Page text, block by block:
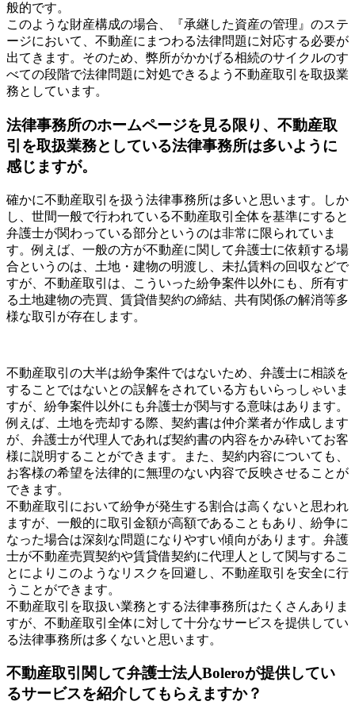
般的です。
このような財産構成の場合、『承継した資産の管理』のステ
ージにおいて、不動産にまつわる法律問題に対応する必要が
出てきます。そのため、弊所がかかげる相続のサイクルのす
べての段階で法律問題に対処できるよう不動産取引を取扱業
務としています。
法律事務所のホームページを見る限り、不動産取
引を取扱業務としている法律事務所は多いように
感じますが。
確かに不動産取引を扱う法律事務所は多いと思います。しか
し、世間一般で行われている不動産取引全体を基準にすると
弁護士が関わっている部分というのは非常に限られていま
す。例えば、一般の方が不動産に関して弁護士に依頼する場
合というのは、土地・建物の明渡し、未払賃料の回収などで
すが、不動産取引は、こういった紛争案件以外にも、所有す
る土地建物の売買、賃貸借契約の締結、共有関係の解消等多
様な取引が存在します。
不動産取引の大半は紛争案件ではないため、弁護士に相談を
することではないとの誤解をされている方もいらっしゃいま
すが、紛争案件以外にも弁護士が関与する意味はあります。
例えば、土地を売却する際、契約書は仲介業者が作成します
が、弁護士が代理人であれば契約書の内容をかみ砕いてお客
様に説明することができます。また、契約内容についても、
お客様の希望を法律的に無理のない内容で反映させることが
できます。
不動産取引において紛争が発生する割合は高くないと思われ
ますが、一般的に取引金額が高額であることもあり、紛争に
なった場合は深刻な問題になりやすい傾向があります。弁護
士が不動産売買契約や賃貸借契約に代理人として関与するこ
とによりこのようなリスクを回避し、不動産取引を安全に行
うことができます。
不動産取引を取扱い業務とする法律事務所はたくさんありま
すが、不動産取引全体に対して十分なサービスを提供してい
る法律事務所は多くないと思います。
不動産取引関して弁護士法人Boleroが提供してい
るサービスを紹介してもらえますか？